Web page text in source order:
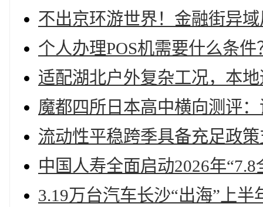
不出京环游世界！金融街异
个人办理POS机需要什么条
适配湖北户外复杂工况，本
魔都四所日本高中横向测评
流动性平稳跨季具备充足政
中国人寿全面启动2026年
3.19万台汽车长沙“出海”上